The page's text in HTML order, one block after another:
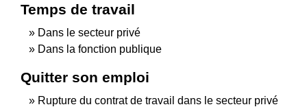
Temps de travail
Dans le secteur privé
Dans la fonction publique
Quitter son emploi
Rupture du contrat de travail dans le secteur privé